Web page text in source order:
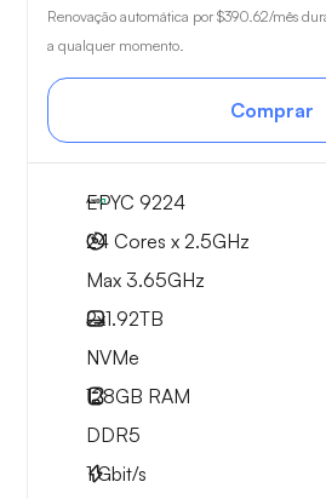
Renovação automática por $390.62/mês
a qualquer momento.
Comprar
EPYC 9224
24 Cores x 2.5GHz
Max 3.65GHz
2x1.92TB
NVMe
128GB RAM
DDR5
1Gbit/s